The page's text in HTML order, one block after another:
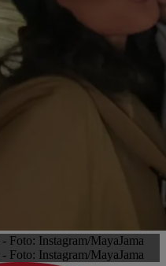
Foto: Instagram/MayaJama
Foto: Instagram/MayaJama